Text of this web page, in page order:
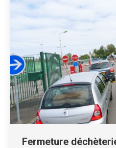
Fermeture